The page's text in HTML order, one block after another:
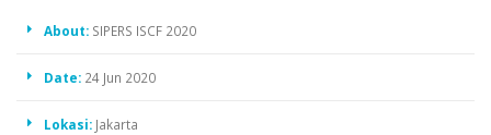
About: SIPERS ISCF 2020
Date: 24 Jun 2020
Lokasi: Jakarta